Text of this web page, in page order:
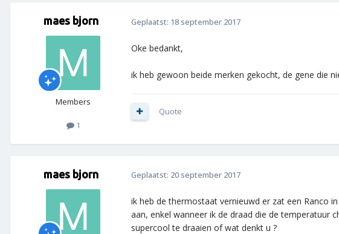
maes bjorn
Members
1
Geplaatst: 18 september 2017
Oke bedankt,
ik heb gewoon beide merken gekocht, de gene die
Quote
maes bjorn Geplaatst: 20 september 2017
ik heb de thermostaat vernieuwd er zat een Ranco
aan, enkel wanneer ik de draad die de temperatuur
supercool te draaien of wat denkt u ?